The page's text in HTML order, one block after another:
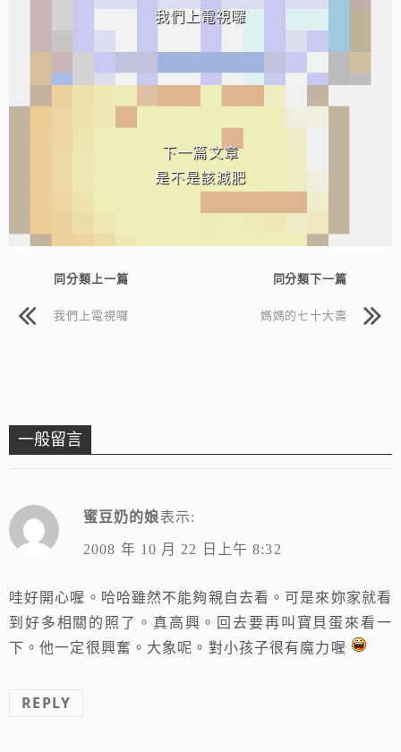
我們上電視囉
下一篇文章
是不是該減肥
同分類上一篇
我們上電視囉
同分類下一篇
媽媽的七十大壽
一般留言
蜜豆奶的娘表示:
2008 年 10 月 22 日上午 8:32
哇好開心喔。哈哈雖然不能夠親自去看。可是來妳家就看
到好多相關的照了。真高興。回去要再叫寶貝蛋來看一
下。他一定很興奮。大象呢。對小孩子很有魔力喔
REPLY